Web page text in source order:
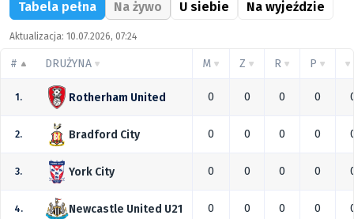
Tabela pełna Na żywo U siebie Na wyjeździe
Aktualizacja: 10.07.2026, 07:24
# DRUŻYNA M Z R P
1. Rotherham United 0 0 0 0
2. Bradford City 0 0 0 0
3. York City 0 0 0 0
4. Newcastle United U21 0 0 0 0